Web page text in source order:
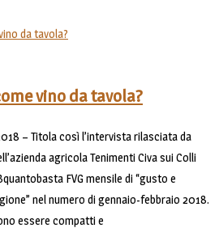
vino da tavola?
– Titola così l’intervista rilasciata da
agricola Tenimenti Civa sui Colli
FVG mensile di “gusto e
nel numero di gennaio-febbraio 2018.
essere compatti e